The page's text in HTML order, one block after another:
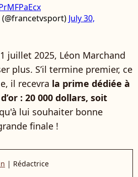
July 30,
juillet 2025, Léon Marchand
plus. S’il termine premier, ce
il recevra la prime dédiée à
: 20 000 dollars, soit
lui souhaiter bonne
finale !
| Rédactrice